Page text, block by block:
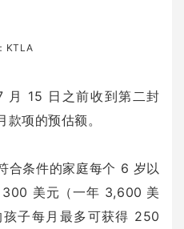
KTLA
月 15 日之前收到第二封
项的预估额。
合条件的家庭每个 6 岁以
美元（一年 3,600 美
子每月最多可获得 250